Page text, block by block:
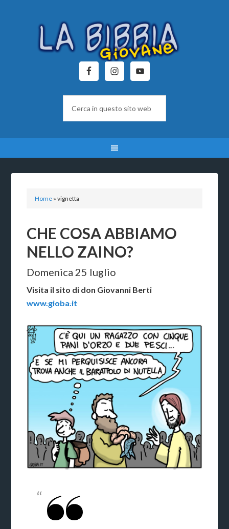
Home »vignetta
CHE COSA ABBIAMO
NELLO ZAINO?
Domenica 25 luglio
Visita il sito di don Giovanni Berti
www.gioba.it